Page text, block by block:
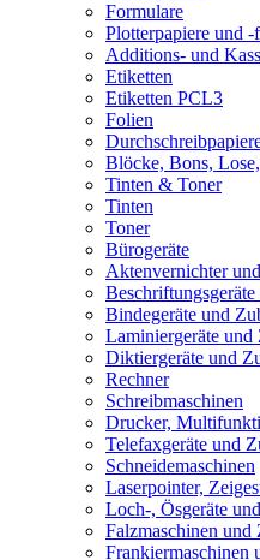
Formulare
Plotterpapiere und -
Additions- und
Etiketten
Etiketten PCL3
Folien
Blöcke, Bons,
Tinten & Toner
Tinten
Toner
Bürogeräte
Aktenvernichter
Bindegeräte und
Laminiergeräte und
Diktiergeräte und
Rechner
Schreibmaschinen
Drucker,
Telefaxgeräte und
Schneidemaschinen
Laserpointer,
Loch-, Ösgeräte
Falzmaschinen und
Frankiermaschinen